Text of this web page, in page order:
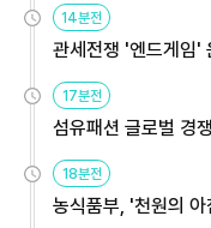
14분전
관세전쟁 '엔드게임'
용해야
17분전
섬유패션 글로벌 경
원
18분전
농식품부, '천원의